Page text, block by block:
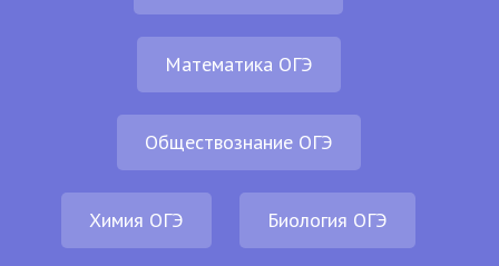
Математика ОГЭ
Обществознание ОГЭ
Химия ОГЭ Биология ОГЭ